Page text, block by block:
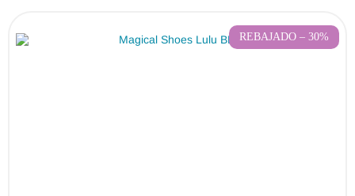
REBAJADO – 30%